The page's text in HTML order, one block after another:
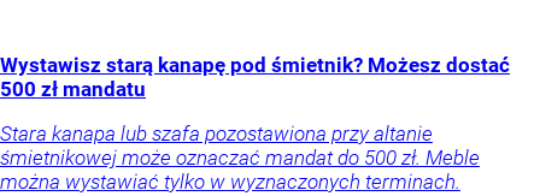
Wystawisz starą kanapę pod śmietnik? Możesz dostać
500 zł mandatu
Stara kanapa lub szafa pozostawiona przy altanie
śmietnikowej może oznaczać mandat do 500 zł. Meble
można wystawiać tylko w wyznaczonych terminach.